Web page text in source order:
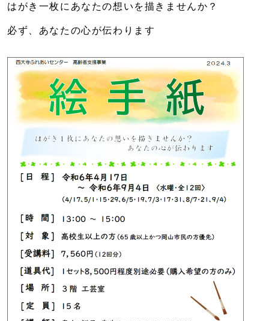
はがき一枚にあなたの想いを描きませんか？
必ず、あなたの心が伝わります